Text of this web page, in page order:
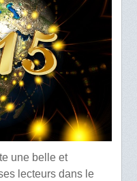
une belle et
lecteurs dans le